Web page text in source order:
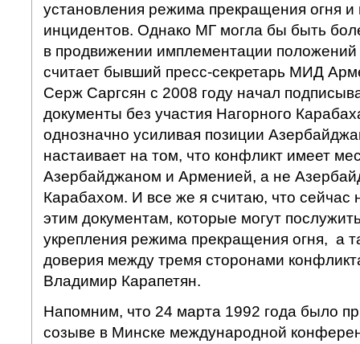
установления режима прекращения огня
инцидентов. Однако МГ могла бы быть
в продвижении имплементации положений
считает бывший пресс-секретарь МИД
Серж Саргсян с 2008 году начал
документы без участия Нагорного
однозначно усиливая позиции
настаивает на том, что конфликт имеет
Азербайджаном и Арменией, а не
Карабахом. И все же я считаю, что сейчас
этим документам, которые могут
укрепления режима прекращения огня, а
доверия между тремя сторонами
Владимир Карапетян.
Напомним, что 24 марта 1992 года было
созыве в Минске международной